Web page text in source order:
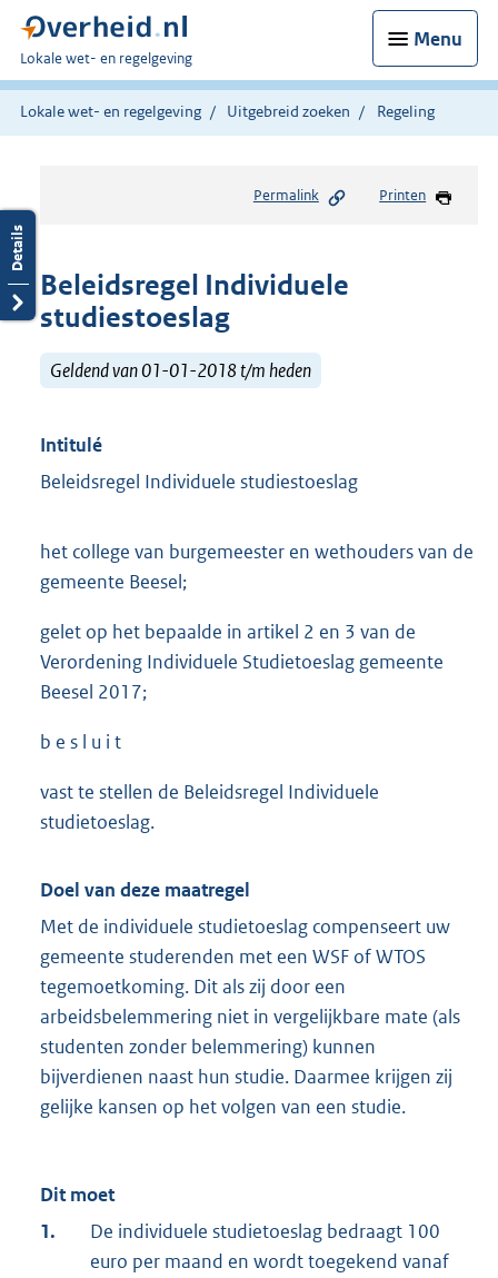
Menu
U
bent
hier:
Lokale wet- en regelgeving
Lokale wet- en regelgeving Uitgebreid zoeken Regeling
Permalink Printen
Beleidsregel Individuele
studiestoeslag
Geldend van 01-01-2018 t/m heden
Intitulé
Beleidsregel Individuele studiestoeslag
het college van burgemeester en wethouders van de
gemeente Beesel;
gelet op het bepaalde in artikel 2 en 3 van de
Verordening Individuele Studietoeslag gemeente
Beesel 2017;
b e s l u i t
vast te stellen de Beleidsregel Individuele
studietoeslag.
Doel van deze maatregel
Met de individuele studietoeslag compenseert uw
gemeente studerenden met een WSF of WTOS
tegemoetkoming. Dit als zij door een
arbeidsbelemmering niet in vergelijkbare mate (als
studenten zonder belemmering) kunnen
bijverdienen naast hun studie. Daarmee krijgen zij
gelijke kansen op het volgen van een studie.
Dit moet
1.
De individuele studietoeslag bedraagt 100
euro per maand en wordt toegekend vanaf